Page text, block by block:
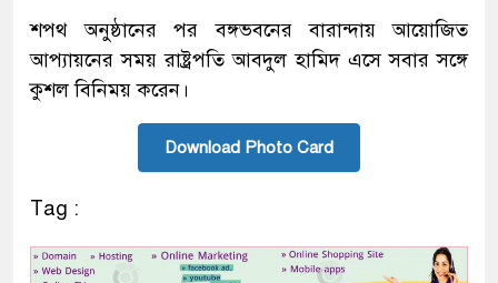
শপথ অনুষ্ঠানের পর বঙ্গভবনের বারান্দায় আয়োজিত
আপ্যায়নের সময় রাষ্ট্রপতি আবদুল হামিদ এসে সবার সঙ্গে
কুশল বিনিময় করেন।
Download Photo Card
Tag :